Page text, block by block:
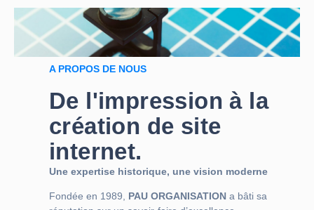
A PROPOS DE NOUS
De l'impression à la
création de site
internet.
Une expertise historique, une vision moderne
Fondée en 1989, PAU ORGANISATION a bâti sa